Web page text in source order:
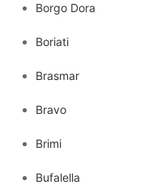
Borgo Dora
Boriati
Brasmar
Bravo
Brimi
Bufalella